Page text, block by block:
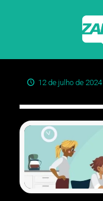
12 de julho de 2024